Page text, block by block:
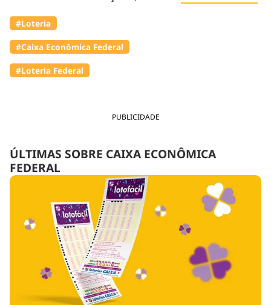
PUBLICIDADE
ÚLTIMAS SOBRE CAIXA ECONÔMICA
FEDERAL
#Loteria
#Caixa Econômica Federal
#Loteria Federal